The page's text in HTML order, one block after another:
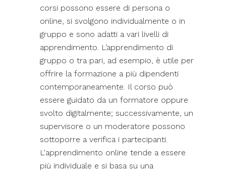
corsi possono essere di persona o
online, si svolgono individualmente o in
gruppo e sono adatti a vari livelli di
apprendimento. L’apprendimento di
gruppo o tra pari, ad esempio, è utile per
offrire la formazione a più dipendenti
contemporaneamente. Il corso può
essere guidato da un formatore oppure
svolto digitalmente; successivamente, un
supervisore o un moderatore possono
sottoporre a verifica i partecipanti.
L'apprendimento online tende a essere
più individuale e si basa su una